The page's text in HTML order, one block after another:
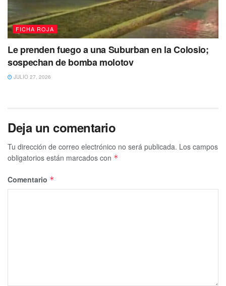
FICHA ROJA
Le prenden fuego a una Suburban en la Colosio;
sospechan de bomba molotov
JULIO 27, 2026
Deja un comentario
Tu dirección de correo electrónico no será publicada. Los campos
obligatorios están marcados con *
Comentario *